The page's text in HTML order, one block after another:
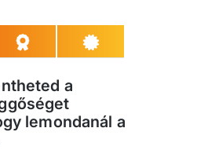
a
lemondanál a